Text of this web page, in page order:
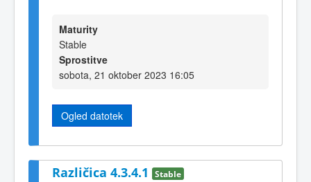
Maturity
Stable
Sprostitve
sobota, 21 oktober 2023 16:05
Ogled datotek
Različica 4.3.4.1 Stable